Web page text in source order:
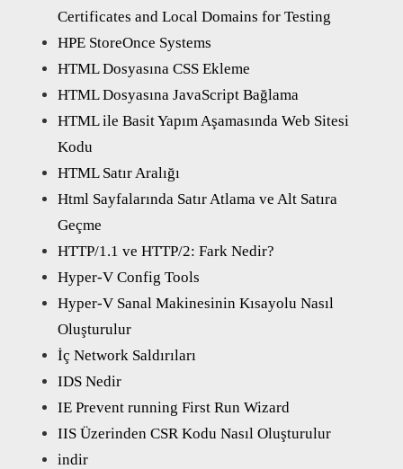
Certificates and Local Domains for Testing
HPE StoreOnce Systems
HTML Dosyasına CSS Ekleme
HTML Dosyasına JavaScript Bağlama
HTML ile Basit Yapım Aşamasında Web Sitesi
Kodu
HTML Satır Aralığı
Html Sayfalarında Satır Atlama ve Alt Satıra
Geçme
HTTP/1.1 ve HTTP/2: Fark Nedir?
Hyper-V Config Tools
Hyper-V Sanal Makinesinin Kısayolu Nasıl
Oluşturulur
İç Network Saldırıları
IDS Nedir
IE Prevent running First Run Wizard
IIS Üzerinden CSR Kodu Nasıl Oluşturulur
indir